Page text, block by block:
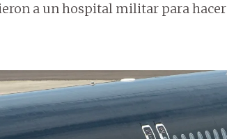
a un hospital militar para hacer